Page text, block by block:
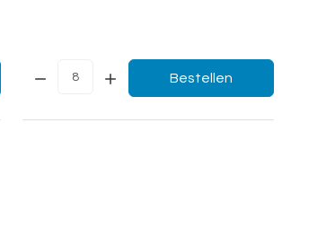
Bestellen